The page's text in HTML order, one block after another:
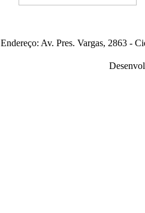
Endereço: Av. Pres. Vargas, 2863 -